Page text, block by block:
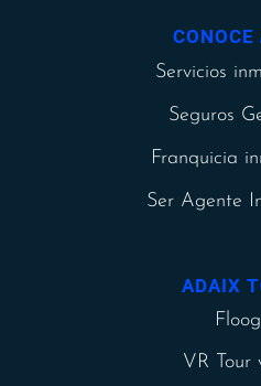
Servicios
Seguros
Franquicia
Ser Agente
ADAIX
VR Tour